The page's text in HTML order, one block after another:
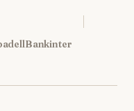
Bankinter